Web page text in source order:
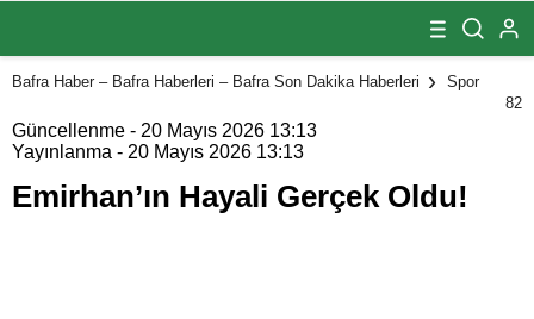
Oldu!
Bafra Haber – Bafra Haberleri – Bafra Son Dakika Haberleri
Spor
82
Güncellenme - 20 Mayıs 2026 13:13
Yayınlanma - 20 Mayıs 2026 13:13
Emirhan’ın Hayali Gerçek Oldu!